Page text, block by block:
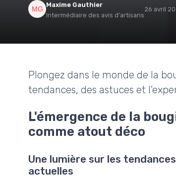
Maxime Gauthier
Intermédiaire des avis d'artisans
26 avril
Plongez dans le monde de la
tendances, des astuces et
L'émergence de la
comme atout déco
Une lumière sur les tendances
actuelles